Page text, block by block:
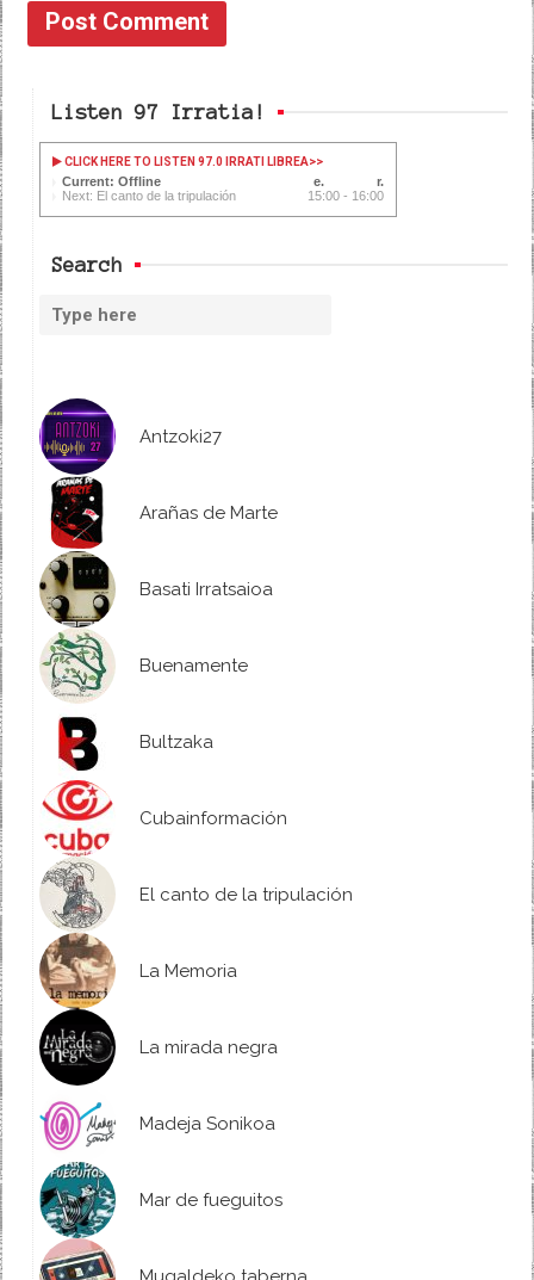
Listen 97 Irratia!
CLICK HERE TO LISTEN 97.0 IRRATI LIBREA>>
Current: Offline
Next: El canto de la tripulación
15:00 - 16:00
Search
Antzoki27
Arañas de Marte
Basati Irratsaioa
Buenamente
Bultzaka
Cubainformación
El canto de la tripulación
La Memoria
La mirada negra
Madeja Sonikoa
Mar de fueguitos